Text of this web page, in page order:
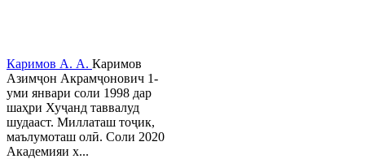
Каримов А. А. Каримов
Азимҷон Акрамҷонович 1-
уми январи соли 1998 дар
шаҳри Хуҷанд таввалуд
шудааст. Миллаташ тоҷик,
маълумоташ олӣ. Соли 2020
Академияи х...